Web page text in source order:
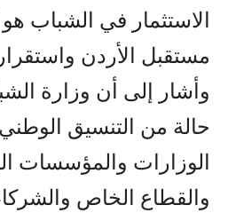
الاستثمار في الشباب
مستقبل الأردن
وأشار إلى أن وزارة
حالة من التنسيق
الوزارات والمؤسسات
والقطاع الخاص